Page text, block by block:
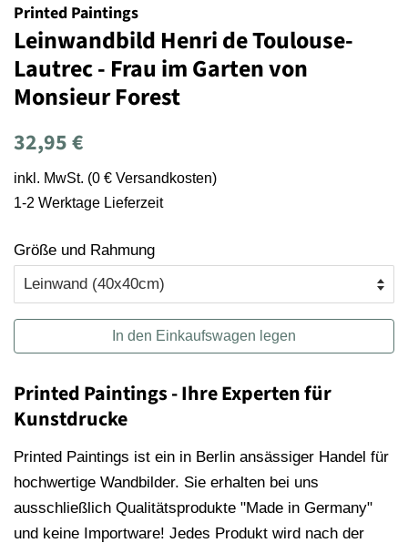
Printed Paintings
Leinwandbild Henri de Toulouse-
Lautrec - Frau im Garten von
Monsieur Forest
Normaler
32,95 €
inkl. MwSt. (0 € Versandkosten)
1-2 Werktage Lieferzeit
Größe und Rahmung
In den Einkaufswagen legen
Printed Paintings - Ihre Experten für
Kunstdrucke
Printed Paintings ist ein in Berlin ansässiger Handel für
hochwertige Wandbilder. Sie erhalten bei uns
ausschließlich Qualitätsprodukte "Made in Germany"
und keine Importware! Jedes Produkt wird nach der